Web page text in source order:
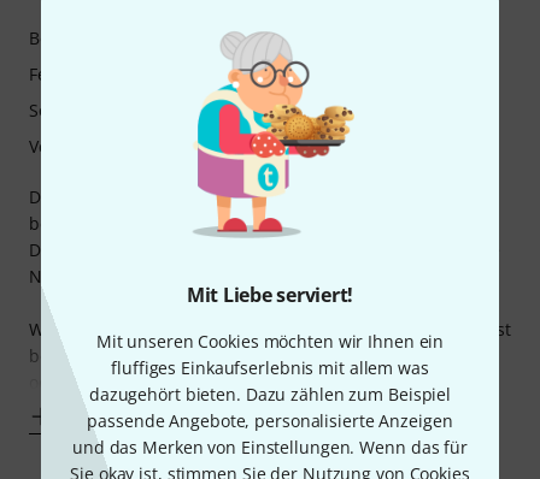
Mit Liebe serviert!
Mit unseren Cookies möchten wir Ihnen ein
fluffiges Einkaufserlebnis mit allem was
dazugehört bieten. Dazu zählen zum Beispiel
passende Angebote, personalisierte Anzeigen
und das Merken von Einstellungen. Wenn das für
Sie okay ist, stimmen Sie der Nutzung von Cookies
Der Boss NS-1X ist für mich ein echter Gamechanger,
besonders wenn es um High-Gain-Sounds in Richtung
Death und Black Metal geht. Ich hatte vorher schon andere
Noise Gates, aber der NS-1X spielt in einer anderen Liga.
Was mich sofort beeindruckt hat, ist die Transparenz. Selbst
bei aggressiven Einstellungen schluckt er nicht den Attack
oder Sustain meiner
Mehr anzeigen
Bedienung
Features
Sound
Verarbeitung